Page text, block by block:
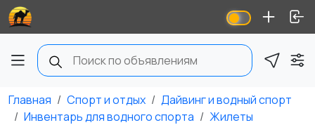
Главная Спорт и отдых
Дайвинг и водный спорт
Инвентарь для водного спорта
Жилеты